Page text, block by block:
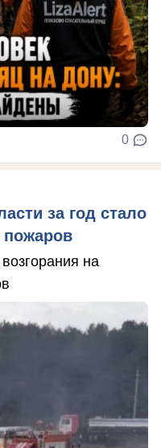
0
за год стало
пожаров
на